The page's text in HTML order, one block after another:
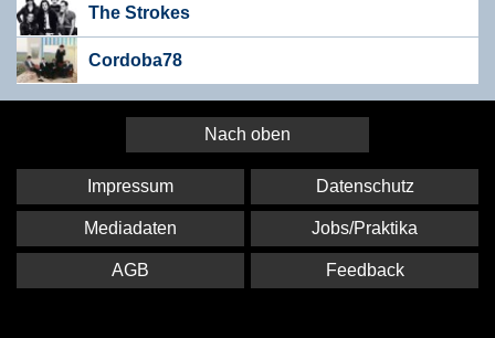
The Strokes
Cordoba78
Nach oben
Impressum Datenschutz
Mediadaten Jobs/Praktika
AGB Feedback